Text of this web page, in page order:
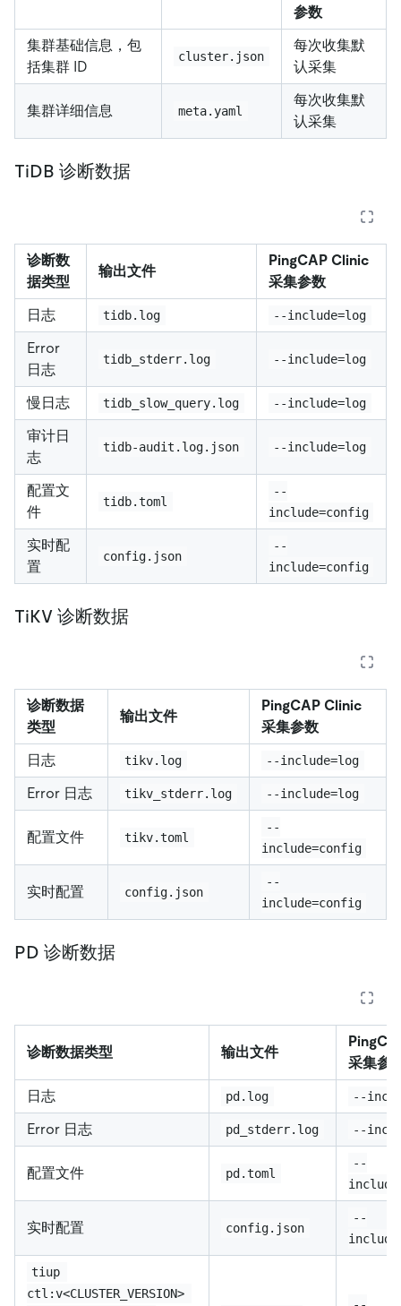
参数
集群基础信息，包
括集群 ID
cluster.json
每次收集默
认采集
集群详细信息 meta.yaml
每次收集默
认采集
TiDB 诊断数据
诊断数
据类型
输出文件
PingCAP Clinic
采集参数
日志
tidb.log --include=log
Error
日志
tidb_stderr.log --include=log
慢日志 tidb_slow_query.log --include=log
审计日
志
tidb-audit.log.json --include=log
配置文
件
tidb.toml
--
include=config
实时配
置
config.json
--
include=config
TiKV 诊断数据
诊断数据
类型
输出文件
PingCAP Clinic
采集参数
日志
tikv.log --include=log
Error 日志 tikv_stderr.log --include=log
配置文件 tikv.toml
--
include=config
实时配置 config.json
--
include=config
PD 诊断数据
诊断数据类型 输出文件
采集参
日志
pd.log --
Error 日志 pd_stderr.log --
配置文件 pd.toml
--
实时配置 config.json
--
tiup
ctl:v<CLUSTER_VERSION>